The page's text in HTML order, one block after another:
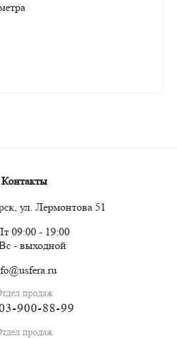
Контакты
ул. Лермонтова 51
09:00 - 19:00
- выходной
продаж
900-88-99
продаж